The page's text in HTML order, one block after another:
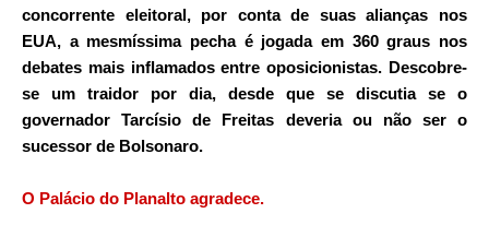
concorrente eleitoral, por conta de suas alianças nos
EUA, a mesmíssima pecha é jogada em 360 graus nos
debates mais inflamados entre oposicionistas. Descobre-
se um traidor por dia, desde que se discutia se o
governador Tarcísio de Freitas deveria ou não ser o
sucessor de Bolsonaro.
O Palácio do Planalto agradece.